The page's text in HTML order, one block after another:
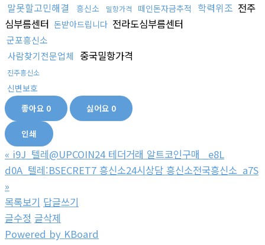
말못할고민해결
흥신소 밀항가격 떼인돈자금추적 학력위조 전주
심부름센터 돈받아드립니다 전라도심부름센터
군포흥신소
사람찾기전문업체 중국밀항가격
진주흥신소
신변보호
좋아요 0 싫어요 0
인쇄
« i9J_텔레@UPCOIN24 테더거래 알트코인구매 _e8L
d0A_텔레:BSECRET7 흥신소24시상담 흥신소전국흥신소_a7S
»
목록보기 답글쓰기
글수정 글삭제
Powered by KBoard